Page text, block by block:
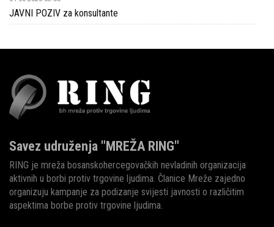
JAVNI POZIV za konsultante
Savez udruženja "MREŽA RING"
RING je mreža bosanskohercegovačkih nevladinih organizacija
aktivnih u borbi protiv trgovine ljudima. Članice Mreže zajedno
organizuju kampanje za podizanje svijesti javnosti o različitim
aspektima borbe protiv trgovine ljudima.